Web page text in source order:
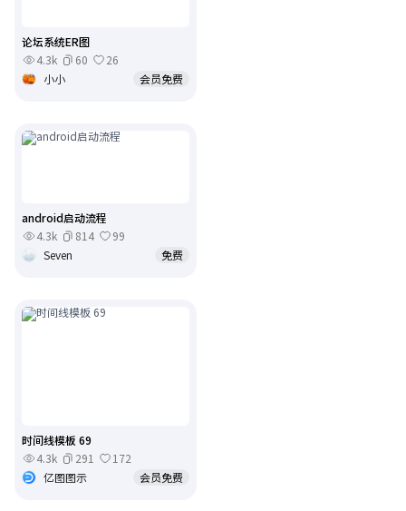
论坛系统ER图
4.3k
60
26
小小
会员免费
android启动流程
4.3k
814
99
Seven
免费
时间线模板 69
4.3k
291
172
亿图图示
会员免费